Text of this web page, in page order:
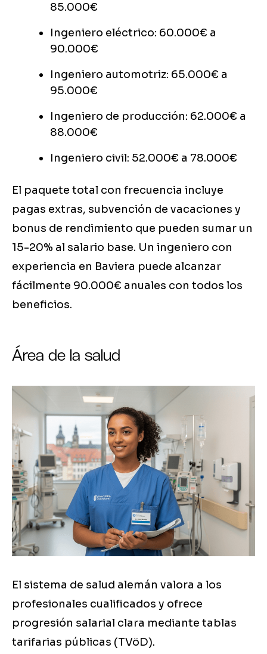
85.000€
Ingeniero eléctrico: 60.000€ a
90.000€
Ingeniero automotriz: 65.000€ a
95.000€
Ingeniero de producción: 62.000€ a
88.000€
Ingeniero civil: 52.000€ a 78.000€
El paquete total con frecuencia incluye
pagas extras, subvención de vacaciones y
bonus de rendimiento que pueden sumar un
15-20% al salario base. Un ingeniero con
experiencia en Baviera puede alcanzar
fácilmente 90.000€ anuales con todos los
beneficios.
Área de la salud
El sistema de salud alemán valora a los
profesionales cualificados y ofrece
progresión salarial clara mediante tablas
tarifarias públicas (TVöD).